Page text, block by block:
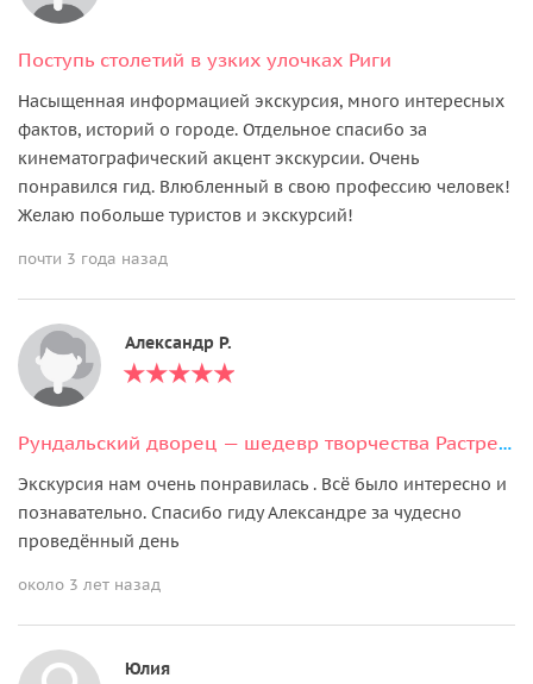
Поступь столетий в узких улочках Риги
Насыщенная информацией экскурсия, много интересных
фактов, историй о городе. Отдельное спасибо за
кинематографический акцент экскурсии. Очень
понравился гид. Влюбленный в свою профессию человек!
Желаю побольше туристов и экскурсий!
почти 3 года назад
Александр Р.
Рундальский дворец — шедевр творчества Растрелли
Экскурсия нам очень понравилась . Всё было интересно и
познавательно. Спасибо гиду Александре за чудесно
проведённый день
около 3 лет назад
Юлия